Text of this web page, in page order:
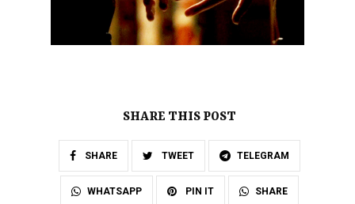
SHARE THIS POST
SHARE TWEET TELEGRAM
WHATSAPP PIN IT SHARE